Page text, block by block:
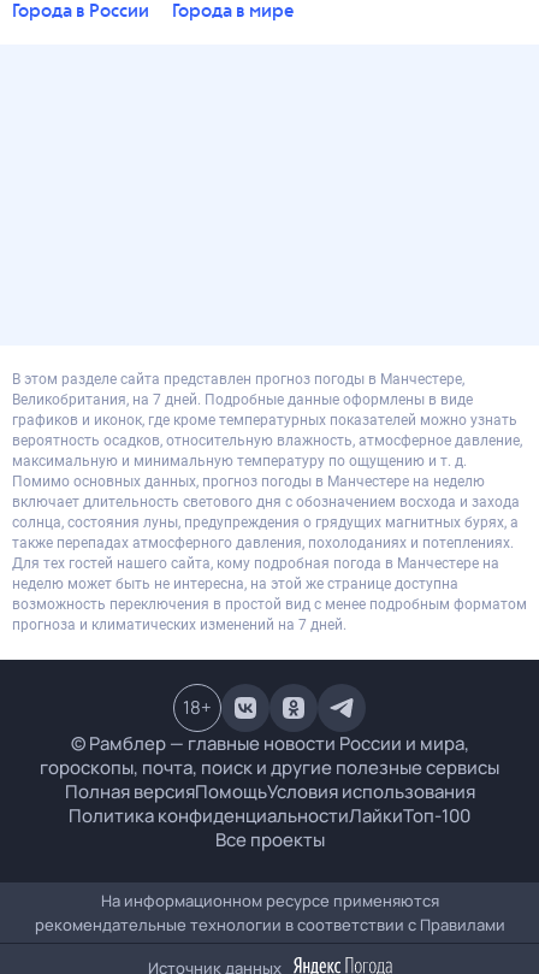
Города в России Города в мире
В этом разделе сайта представлен прогноз погоды в Манчестере,
Великобритания, на 7 дней. Подробные данные оформлены в виде
графиков и иконок, где кроме температурных показателей можно узнать
вероятность осадков, относительную влажность, атмосферное давление,
максимальную и минимальную температуру по ощущению и т. д.
Помимо основных данных, прогноз погоды в Манчестере на неделю
включает длительность светового дня с обозначением восхода и захода
солнца, состояния луны, предупреждения о грядущих магнитных бурях, а
также перепадах атмосферного давления, похолоданиях и потеплениях.
Для тех гостей нашего сайта, кому подробная погода в Манчестере на
неделю может быть не интересна, на этой же странице доступна
возможность переключения в простой вид с менее подробным форматом
прогноза и климатических изменений на 7 дней.
© Рамблер — главные новости России и мира,
гороскопы, почта, поиск и другие полезные сервисы
Полная версияПомощьУсловия использования
Политика конфиденциальностиЛайкиТоп-100
Все проекты
18+
На информационном ресурсе применяются
рекомендательные технологии в соответствии с Правилами
Источник данных